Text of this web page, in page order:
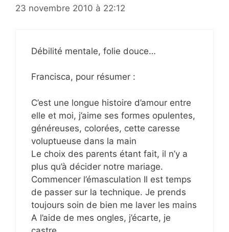
23 novembre 2010 à 22:12
Débilité mentale, folie douce…
Francisca, pour résumer :
C’est une longue histoire d’amour entre
elle et moi, j’aime ses formes opulentes,
généreuses, colorées, cette caresse
voluptueuse dans la main
Le choix des parents étant fait, il n’y a
plus qu’à décider notre mariage.
Commencer l’émasculation Il est temps
de passer sur la technique. Je prends
toujours soin de bien me laver les mains
A l’aide de mes ongles, j’écarte, je